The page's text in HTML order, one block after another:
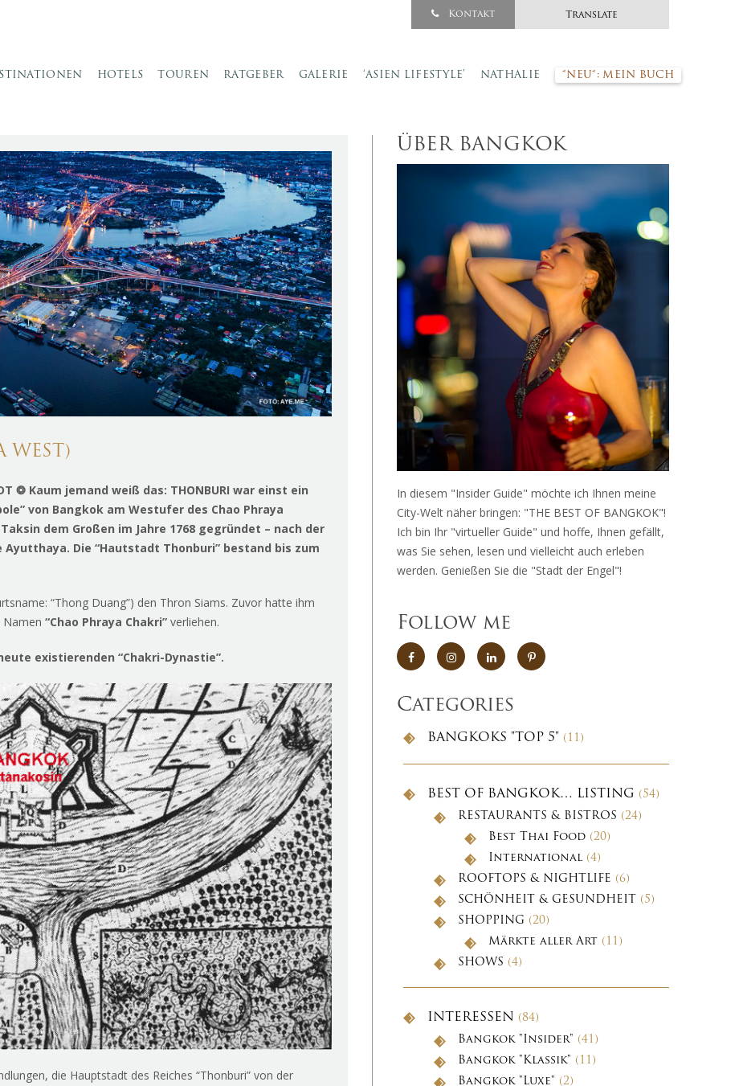
Kontakt Translate
HOTELS TOUREN RATGEBER GALERIE ‘ASIEN LIFESTYLE’ NATHALIE *NEU*: MEIN BUCH
WEST)
❂ Kaum jemand weiß das: THONBURI war einst ein
von Bangkok am Westufer des Chao Phraya
dem Großen im Jahre 1768 gegründet – nach der
Die “Hautstadt Thonburi” bestand bis zum
“Thong Duang”) den Thron Siams. Zuvor hatte ihm
Namen “Chao Phraya Chakri” verliehen.
existierenden “Chakri-Dynastie”.
die Hauptstadt des Reiches “Thonburi” von der
ÜBER BANGKOK
In diesem "Insider Guide" möchte ich Ihnen meine
City-Welt näher bringen: "THE BEST OF BANGKOK"!
Ich bin Ihr "virtueller Guide" und hoffe, Ihnen gefällt,
was Sie sehen, lesen und vielleicht auch erleben
werden. Genießen Sie die "Stadt der Engel"!
Follow me
Categories
BANGKOKS "TOP 5" (11)
BEST OF BANGKOK… LISTING (54)
RESTAURANTS & BISTROS (24)
Best Thai Food (20)
International (4)
ROOFTOPS & NIGHTLIFE (6)
SCHÖNHEIT & GESUNDHEIT (5)
SHOPPING (20)
Märkte aller Art (11)
SHOWS (4)
INTERESSEN (84)
Bangkok "Insider" (41)
Bangkok "Klassik" (11)
Bangkok "Luxe" (2)